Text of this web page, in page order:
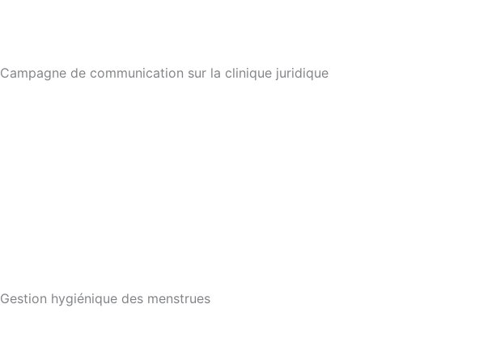
Campagne de communication sur la clinique juridique
Gestion hygiénique des menstrues